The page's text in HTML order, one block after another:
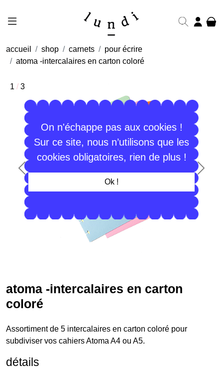
On n'échappe pas aux cookies !
Sur ce site, nous n’utilisons que les
cookies obligatoires, rien de plus !
Ok !
accueil shop carnets
pour écrire
atoma -intercalaires en carton coloré
1 / 3
Précédent
atoma -intercalaires en carton
coloré
Assortiment de 5 intercalaires en carton coloré pour
subdiviser vos cahiers Atoma A4 ou A5.
détails